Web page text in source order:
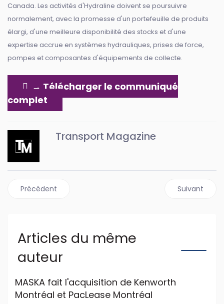
Canada. Les activités d'Hydraline doivent se poursuivre
normalement, avec la promesse d'un portefeuille de produits
élargi, d'une meilleure disponibilité des stocks et d'une
expertise accrue en systèmes hydrauliques, prises de force,
pompes et composantes d'équipements de collecte.
→ Télécharger le communiqué
complet
Transport Magazine
Article précédent : Daimler Truck Defence, une nouvelle
Précédent Article
Suivant
Articles du même
auteur
MASKA fait l'acquisition de Kenworth
Montréal et PacLease Montréal